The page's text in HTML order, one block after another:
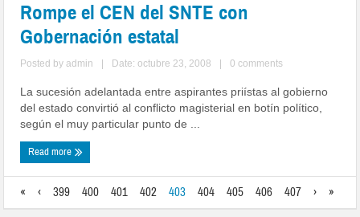
Rompe el CEN del SNTE con
Gobernación estatal
Posted byadmin Date: octubre 23, 2008 0 comments
La sucesión adelantada entre aspirantes priístas al gobierno
del estado convirtió al conflicto magisterial en botín político,
según el muy particular punto de ...
Read more
« ‹ 399 400 401 402 403 404 405 406 407 › »